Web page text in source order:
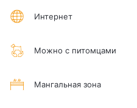
Интернет
Можно с питомцами
Мангальная зона